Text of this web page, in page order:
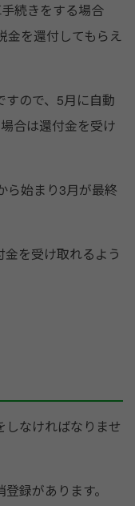
続きをする場合
金を還付してもらえ
すので、5月に自動
合は還付金を受け
ら始まり3月が最終
を受け取れるよう
なければなりませ
録があります。